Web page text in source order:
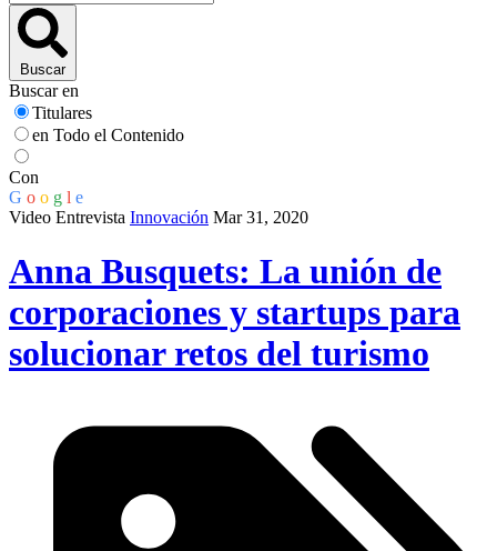
Buscar
Buscar en
Titulares
en Todo el Contenido
Con
G o o g l e
Video Entrevista Innovación Mar 31, 2020
Anna Busquets: La unión de
corporaciones y startups para
solucionar retos del turismo